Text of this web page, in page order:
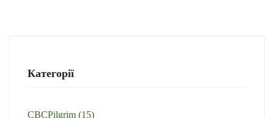
Категорії
CBCPilgrim (15)